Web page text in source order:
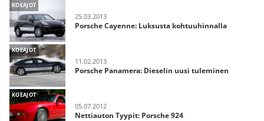
KOEAJOT
25.03.2013
Porsche Cayenne: Luksusta kohtuuhinnalla
KOEAJOT
11.02.2013
Porsche Panamera: Dieselin uusi tuleminen
KOEAJOT
05.07.2012
Nettiauton Tyypit: Porsche 924